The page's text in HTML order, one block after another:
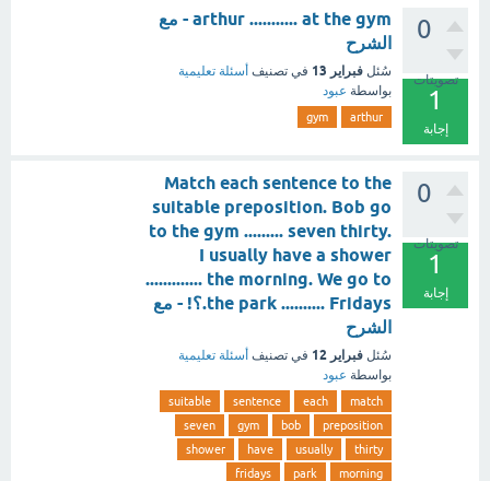
0
تصويتات
1
إجابة
arthur ........... at the gym - مع
الشرح
سُئل فبراير 13 في تصنيف أسئلة تعليمية
بواسطة عبود
arthur
gym
0
تصويتات
1
إجابة
Match each sentence to the
suitable preposition. Bob go
to the gym ......... seven thirty.
I usually have a shower
............. the morning. We go to
the park .......... Fridays.؟! - مع
الشرح
سُئل فبراير 12 في تصنيف أسئلة تعليمية
بواسطة عبود
match
each
sentence
suitable
preposition
bob
gym
seven
thirty
usually
have
shower
morning
park
fridays